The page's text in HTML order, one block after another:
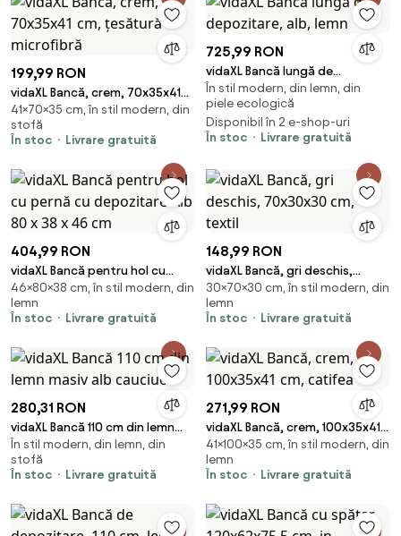
199,99 RON
vidaXL Bancă, crem, 70x35x41
cm, țesătură microfibră
41×70×35 cm, în stil modern, din
stofă
În stoc
Livrare gratuită
725,99 RON
vidaXL Bancă lungă de
depozitare, alb, lemn
În stil modern, din lemn, din
piele ecologică
Disponibil în 2 e-shop-uri
În stoc
Livrare gratuită
404,99 RON
vidaXL Bancă pentru hol cu
pernă cu depozitare Alb 80 x 38
x 46 cm
46×80×38 cm, în stil modern, din
lemn
În stoc
Livrare gratuită
148,99 RON
vidaXL Bancă, gri deschis,
70x30x30 cm, textil
30×70×30 cm, în stil modern, din
lemn
În stoc
Livrare gratuită
280,31 RON
vidaXL Bancă 110 cm din lemn
masiv alb cauciuc
În stil modern, din lemn, din
stofă
În stoc
Livrare gratuită
271,99 RON
vidaXL Bancă, crem, 100x35x41
cm, catifea
41×100×35 cm, în stil modern, din
lemn
În stoc
Livrare gratuită